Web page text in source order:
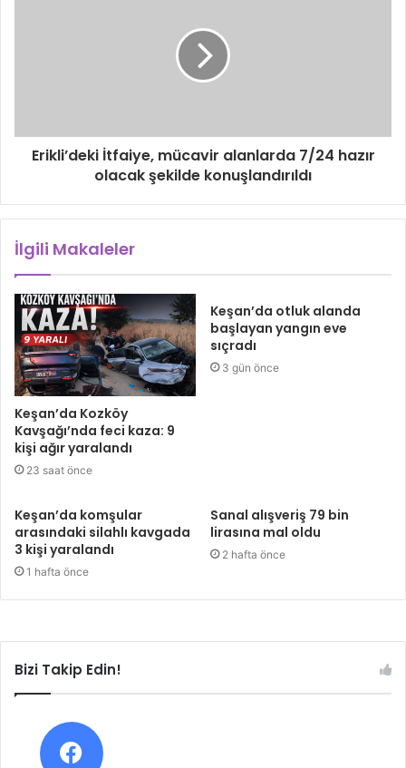
Erikli’deki İtfaiye, mücavir alanlarda 7/24 hazır
olacak şekilde konuşlandırıldı
İlgili Makaleler
Keşan’da Kozköy
Kavşağı’nda feci kaza: 9
kişi ağır yaralandı
23 saat önce
Keşan’da otluk alanda
başlayan yangın eve
sıçradı
3 gün önce
Keşan’da komşular
arasındaki silahlı kavgada
3 kişi yaralandı
1 hafta önce
Sanal alışveriş 79 bin
lirasına mal oldu
2 hafta önce
Bizi Takip Edin!